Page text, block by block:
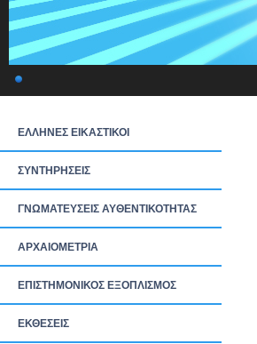
ΕΛΛΗΝΕΣ ΕΙΚΑΣΤΙΚΟΙ
ΣΥΝΤΗΡΗΣΕΙΣ
ΓΝΩΜΑΤΕΥΣΕΙΣ ΑΥΘΕΝΤΙΚΟΤΗΤΑΣ
ΑΡΧΑΙΟΜΕΤΡΙΑ
ΕΠΙΣΤΗΜΟΝΙΚΟΣ ΕΞΟΠΛΙΣΜΟΣ
ΕΚΘΕΣΕΙΣ